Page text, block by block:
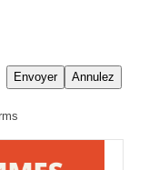
Annulez
Envoyer